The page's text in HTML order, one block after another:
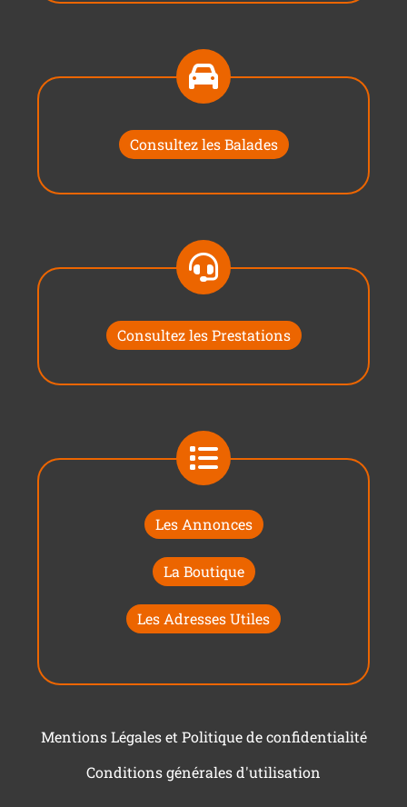
Consultez les Balades
Consultez les Prestations
Les Annonces
La Boutique
Les Adresses Utiles
Mentions Légales et Politique de confidentialité
Conditions générales d'utilisation